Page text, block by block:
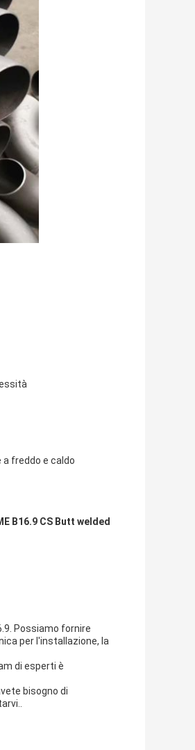
freddo e caldo
B16.9 CS Butt welded
Possiamo fornire
per l'installazione, la
di esperti è
bisogno di